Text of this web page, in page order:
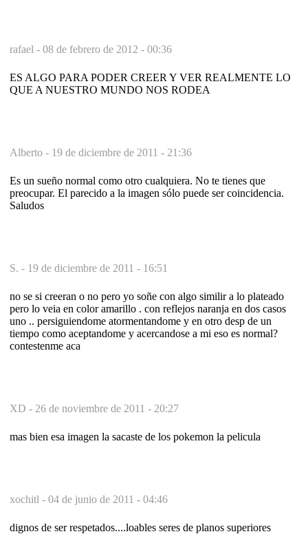
rafael - 08 de febrero de 2012 - 00:36
ES ALGO PARA PODER CREER Y VER REALMENTE LO
QUE A NUESTRO MUNDO NOS RODEA
Alberto - 19 de diciembre de 2011 - 21:36
Es un sueño normal como otro cualquiera. No te tienes que
preocupar. El parecido a la imagen sólo puede ser coincidencia.
Saludos
S. - 19 de diciembre de 2011 - 16:51
no se si creeran o no pero yo soñe con algo similir a lo plateado
pero lo veia en color amarillo . con reflejos naranja en dos casos
uno .. persiguiendome atormentandome y en otro desp de un
tiempo como aceptandome y acercandose a mi eso es normal?
contestenme aca
XD - 26 de noviembre de 2011 - 20:27
mas bien esa imagen la sacaste de los pokemon la pelicula
xochitl - 04 de junio de 2011 - 04:46
dignos de ser respetados....loables seres de planos superiores